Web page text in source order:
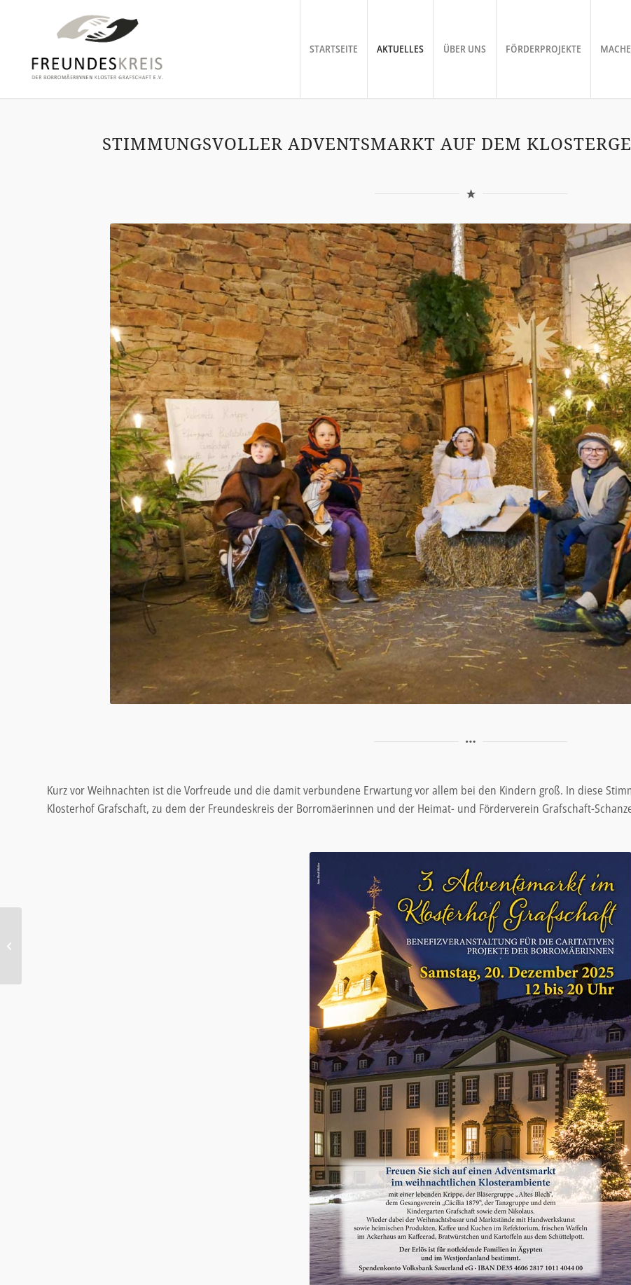
STARTSEITE AKTUELLES ÜBER UNS FÖRDERPROJEKTE
STIMMUNGSVOLLER ADVENTSMARKT AUF DEM
Kurz vor Weihnachten ist die Vorfreude und die damit verbundene Erwartung vor allem bei den Kindern groß. In diese
Klosterhof Grafschaft, zu dem der Freundeskreis der Borromäerinnen und der Heimat- und Förderverein Grafschaft-